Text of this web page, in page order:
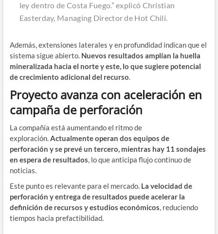
ley dentro de Costa Fuego.” explicó Christian
Easterday, Managing Director de Hot Chili.
Además, extensiones laterales y en profundidad indican que el
sistema sigue abierto. Nuevos resultados amplían la huella
mineralizada hacia el norte y este, lo que sugiere potencial
de crecimiento adicional del recurso.
Proyecto avanza con aceleración en
campaña de perforación
La compañía está aumentando el ritmo de
exploración.Actualmente operan dos equipos de
perforación y se prevé un tercero, mientras hay 11 sondajes
en espera de resultados, lo que anticipa flujo continuo de
noticias.
Este punto es relevante para el mercado. La velocidad de
perforación y entrega de resultados puede acelerar la
definición de recursos y estudios económicos, reduciendo
tiempos hacia prefactibilidad.